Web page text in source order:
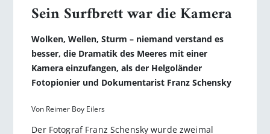
Sein Surfbrett war die Kamera
Wolken, Wellen, Sturm – niemand verstand es
besser, die Dramatik des Meeres mit einer
Kamera einzufangen, als der Helgoländer
Fotopionier und Dokumentarist Franz Schensky
Von Reimer Boy Eilers
Der Fotograf Franz Schensky wurde zweimal